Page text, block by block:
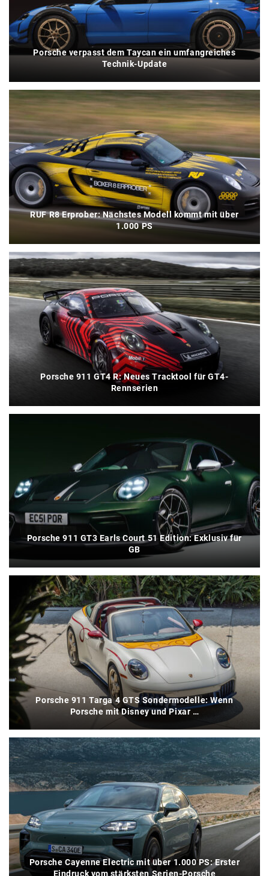
Porsche verpasst dem Taycan ein umfangreiches
Technik-Update
RUF R8 Erprober: Nächstes Modell kommt mit über
1.000 PS
Porsche 911 GT4 R: Neues Tracktool für GT4-
Rennserien
Porsche 911 GT3 Earls Court 51 Edition: Exklusiv für
GB
Porsche 911 Targa 4 GTS Sondermodelle: Wenn
Porsche mit Disney und Pixar …
Porsche Cayenne Electric mit über 1.000 PS: Erster
Eindruck vom stärksten Serien-Porsche